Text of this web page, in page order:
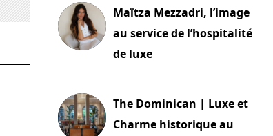
Maïtza Mezzadri, l’image
au service de l’hospitalité
de luxe
The Dominican | Luxe et
Charme historique au